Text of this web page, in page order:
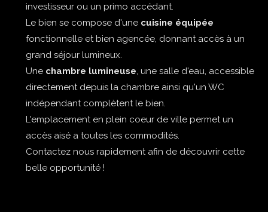
investisseur ou un primo accédant.
Le bien se compose d'une cuisine équipée
fonctionnelle et bien agencée, donnant accès à un
grand séjour lumineux.
Une chambre lumineuse , une salle d'eau, accessible
directement depuis la chambre ainsi qu'un WC
indépendant complètent le bien.
L'emplacement en plein coeur de ville permet un
accès aisé a toutes les commodités.
Contactez nous rapidement afin de découvrir cette
belle opportunité !